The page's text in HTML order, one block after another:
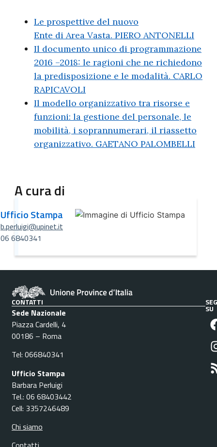
Le prospettive del nuovo
Ente di Area Vasta. PIERO ANTONELLI
Il documento unico di programmazione
2016 –2018: le ragioni che ne richiedono
la predisposizione e le modalità. CARLO
RAPICAVOLI
Il modello organizzativo tra risorse e
funzioni: la gestione del personale, le
mobilità, i soprannumerari, il riassetto
organizzativo. GAETANO PALOMBELLI
A cura di
Ufficio Stampa
b.perluigi@upinet.it
06 6840341
CONTATTI
Sede Nazionale
Piazza Cardelli, 4
00186 – Roma
Tel: 066840341
Ufficio Stampa
Barbara Perluigi
Tel.: 06 68403442
Cell: 3357246489
Chi siamo
SU